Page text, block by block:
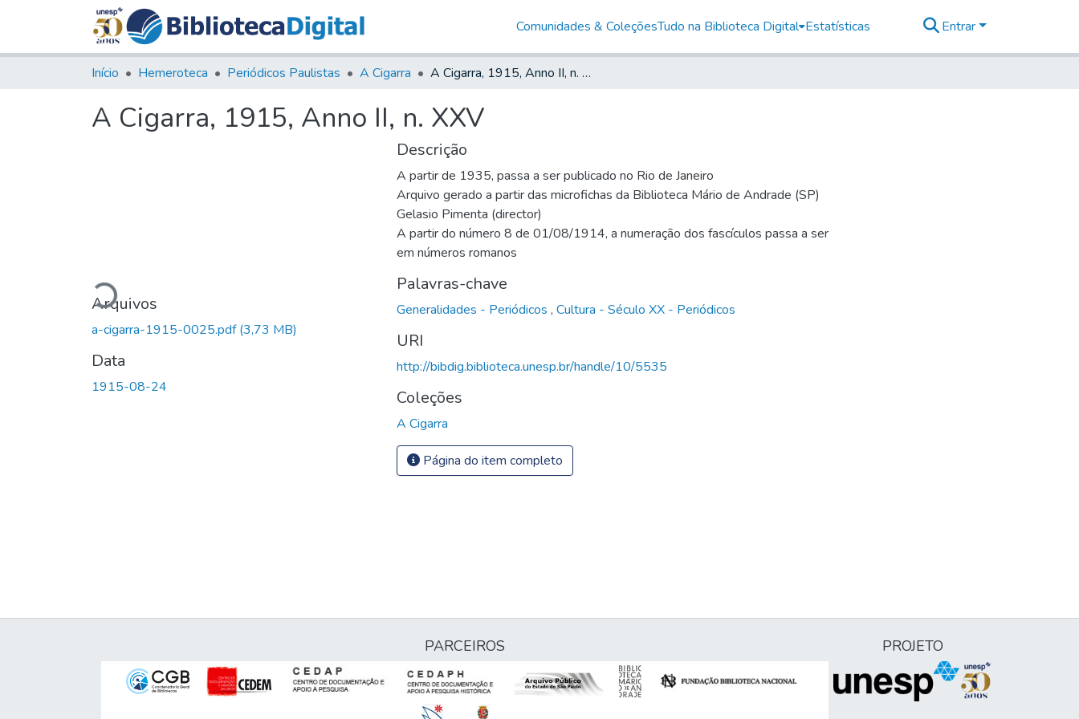
Comunidades & ColeçõesTudo na Biblioteca Digital Estatísticas Entrar
Início Hemeroteca Periódicos Paulistas A Cigarra A Cigarra, 1915, Anno II, n. XXV
A Cigarra, 1915, Anno II, n. XXV
Carregando...
Arquivos
a-cigarra-1915-0025.pdf(3,73 MB)
Data
1915-08-24
Descrição
A partir de 1935, passa a ser publicado no Rio de Janeiro
Arquivo gerado a partir das microfichas da Biblioteca Mário de Andrade (SP)
Gelasio Pimenta (director)
A partir do número 8 de 01/08/1914, a numeração dos fascículos passa a ser
em números romanos
Palavras-chave
Generalidades - Periódicos , Cultura - Século XX - Periódicos
URI
http://bibdig.biblioteca.unesp.br/handle/10/5535
Coleções
A Cigarra
Página do item completo
PARCEIROS PROJETO